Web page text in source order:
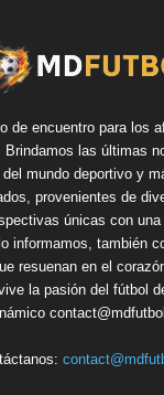
de encuentro para los
Brindamos las últimas
mundo deportivo y
provenientes de
únicas con
informamos, también
resuenan en el
la pasión del fútbol